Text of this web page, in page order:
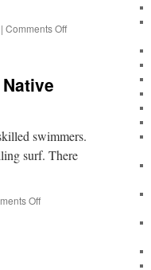
| Comments Offon
swimmers.
surf. There
Offon